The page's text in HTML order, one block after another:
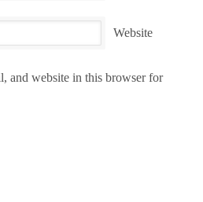
Website
and website in this browser for